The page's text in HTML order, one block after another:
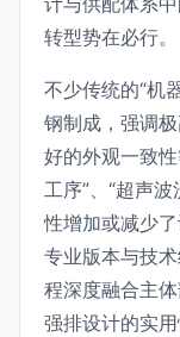
转型势在必行。
不少传统的“机
钢制成，强调
好的外观一致
工序”、“超声
性增加或减少
专业版本与技
程深度融合主
强排设计的实